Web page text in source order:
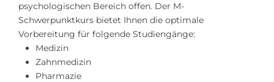
psychologischen Bereich offen. Der M-
Schwerpunktkurs bietet Ihnen die optimale
Vorbereitung für folgende Studiengänge:
Medizin
Zahnmedizin
Pharmazie